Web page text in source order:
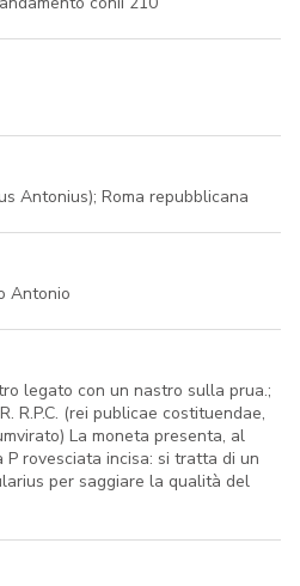
Antonius); Roma repubblicana
Antonio
legato con un nastro sulla prua.;
R.P.C. (rei publicae costituendae,
La moneta presenta, al
rovesciata incisa: si tratta di un
per saggiare la qualità del